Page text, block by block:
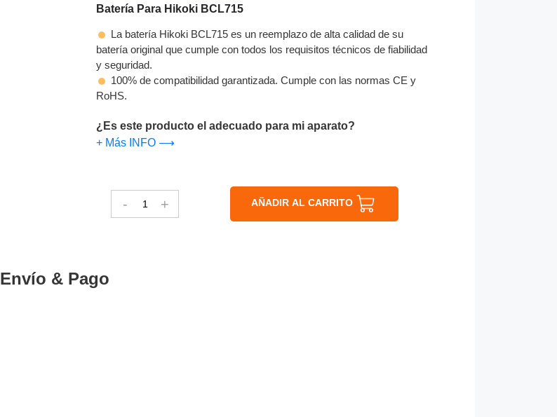
Batería Para Hikoki BCL715
La batería Hikoki BCL715 es un reemplazo de alta calidad de su
batería original que cumple con todos los requisitos técnicos de fiabilidad
y seguridad.
100% de compatibilidad garantizada. Cumple con las normas CE y
RoHS.
¿Es este producto el adecuado para mi aparato?
+ Más INFO ⟶
- + AÑADIR AL CARRITO
Envío & Pago